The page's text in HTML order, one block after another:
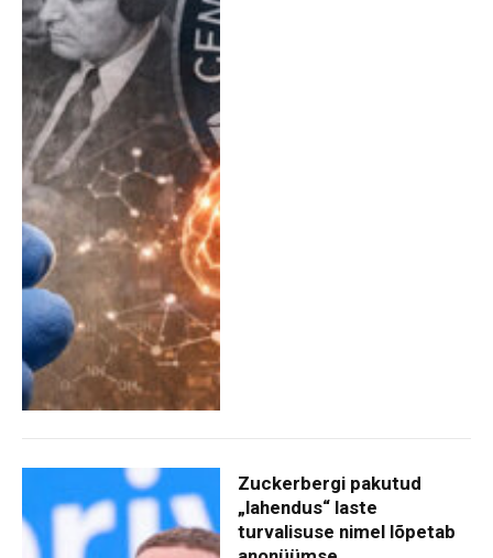
Zuckerbergi pakutud
„lahendus“ laste
turvalisuse nimel lõpetab